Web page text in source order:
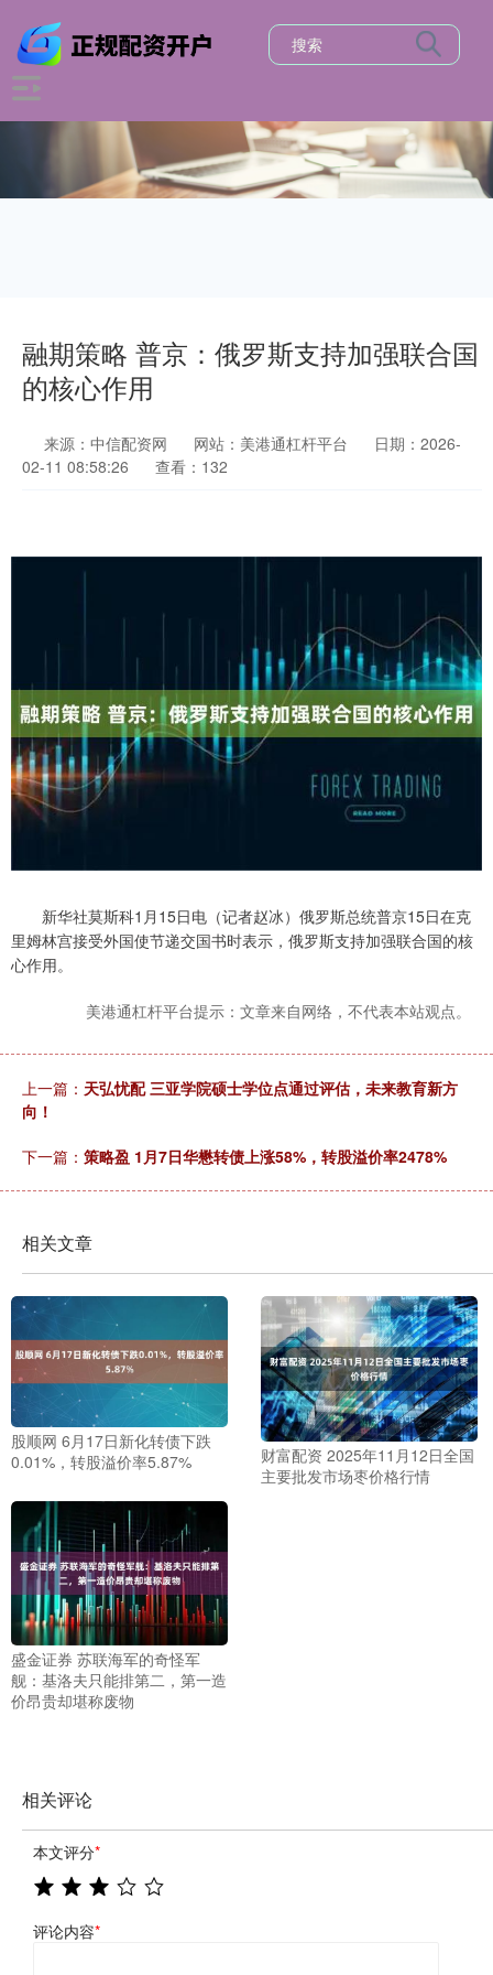
融期策略 普京：俄罗斯支持加强联合国
的核心作用
来源：中信配资网 网站：美港通杠杆平台
日期：2026-
02-11 08:58:26
查看：132
新华社莫斯科1月15日电（记者赵冰）俄罗斯总统普京15日在克
里姆林宫接受外国使节递交国书时表示，俄罗斯支持加强联合国的核
心作用。
美港通杠杆平台提示：文章来自网络，不代表本站观点。
上一篇： 天弘忧配 三亚学院硕士学位点通过评估，未来教育新方
向！
下一篇： 策略盈 1月7日华懋转债上涨58%，转股溢价率2478%
相关文章
股顺网 6月17日新化转债下跌
0.01%，转股溢价率5.87%
财富配资 2025年11月12日全国
主要批发市场枣价格行情
盛金证券 苏联海军的奇怪军
舰：基洛夫只能排第二，第一造
价昂贵却堪称废物
相关评论
本文评分*
评论内容*